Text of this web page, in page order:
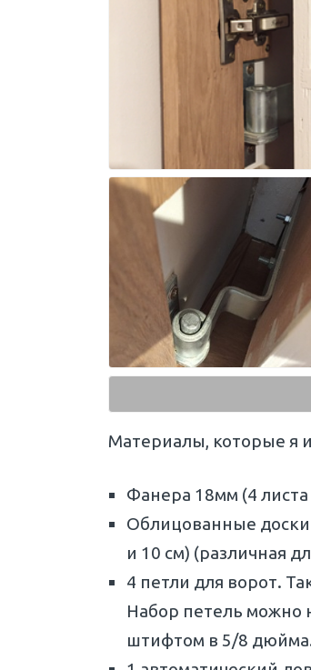
Материалы, которые я
Фанера 18мм (4
Облицованные
и 10 см) (различная
4 петли для ворот.
Набор петель можно
штифтом в 5/8